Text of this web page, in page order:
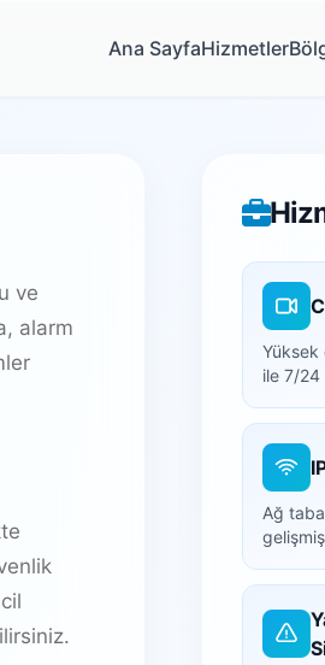
Ana SayfaHizmetler
ve
alarm
Yüksek
ile 7/24
Ağ